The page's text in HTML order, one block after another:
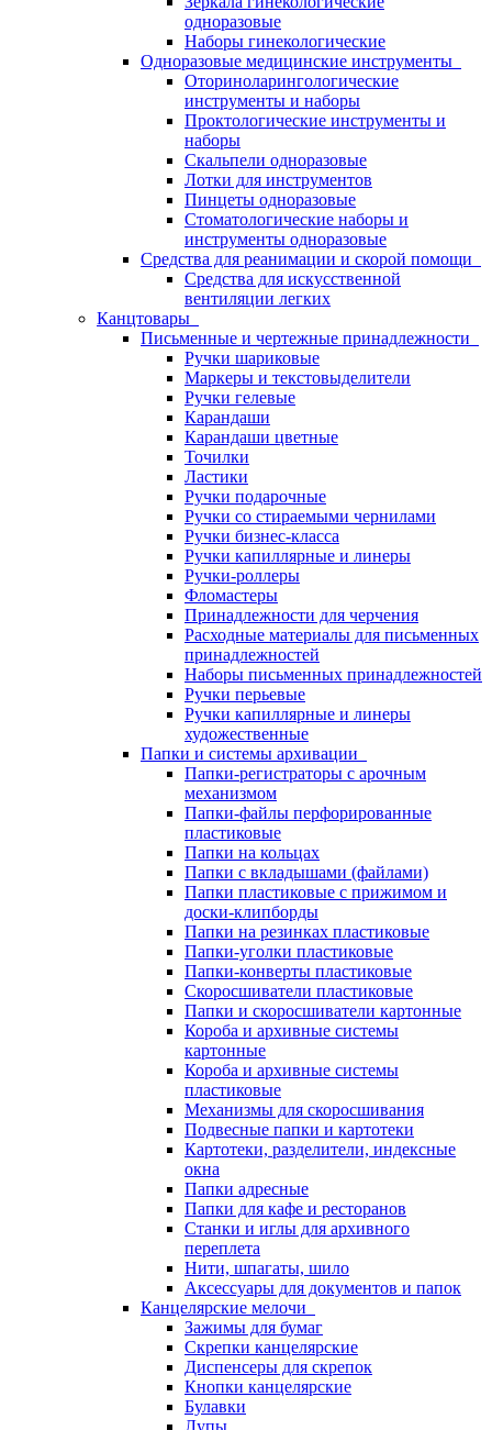
одноразовые
Наборы гинекологические
Одноразовые медицинские инструменты
Оториноларингологические
инструменты и наборы
Проктологические инструменты и
наборы
Скальпели одноразовые
Лотки для инструментов
Пинцеты одноразовые
Стоматологические наборы и
инструменты одноразовые
Средства для реанимации и скорой помощи
Средства для искусственной
вентиляции легких
Канцтовары
Письменные и чертежные принадлежности
Ручки шариковые
Маркеры и текстовыделители
Ручки гелевые
Карандаши
Карандаши цветные
Точилки
Ластики
Ручки подарочные
Ручки со стираемыми чернилами
Ручки бизнес-класса
Ручки капиллярные и линеры
Ручки-роллеры
Фломастеры
Принадлежности для черчения
Расходные материалы для письменных
принадлежностей
Наборы письменных принадлежностей
Ручки перьевые
Ручки капиллярные и линеры
художественные
Папки и системы архивации
Папки-регистраторы с арочным
механизмом
Папки-файлы перфорированные
пластиковые
Папки на кольцах
Папки с вкладышами (файлами)
Папки пластиковые с прижимом и
доски-клипборды
Папки на резинках пластиковые
Папки-уголки пластиковые
Папки-конверты пластиковые
Скоросшиватели пластиковые
Папки и скоросшиватели картонные
Короба и архивные системы
картонные
Короба и архивные системы
пластиковые
Механизмы для скоросшивания
Подвесные папки и картотеки
Картотеки, разделители, индексные
окна
Папки адресные
Папки для кафе и ресторанов
Станки и иглы для архивного
переплета
Нити, шпагаты, шило
Аксессуары для документов и папок
Канцелярские мелочи
Зажимы для бумаг
Скрепки канцелярские
Диспенсеры для скрепок
Кнопки канцелярские
Булавки
Лупы